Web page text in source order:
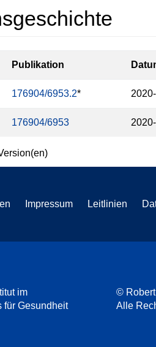
Publikation
176904/6953.2*
176904/6953
Impressum Leitlinien
im
für Gesundheit
©
Alle